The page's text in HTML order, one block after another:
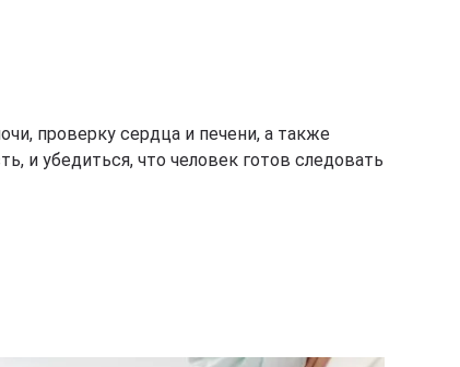
проверку сердца и печени, а также
и убедиться, что человек готов следовать